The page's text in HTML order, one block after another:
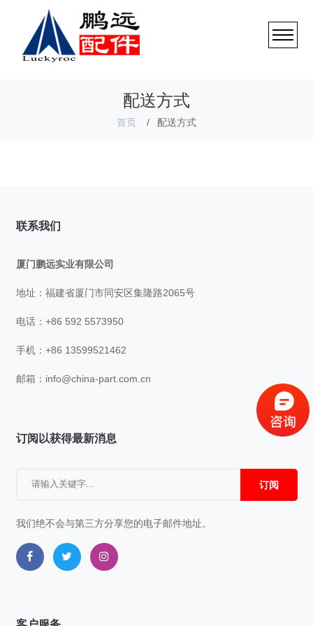
配送方式
首页 配送方式
联系我们
厦门鹏远实业有限公司
地址：福建省厦门市同安区集隆路2065号
电话：+86 592 5573950
手机：+86 13599521462
邮箱： info@china-part.com.cn
订阅以获得最新消息
订阅
我们绝不会与第三方分享您的电子邮件地址。